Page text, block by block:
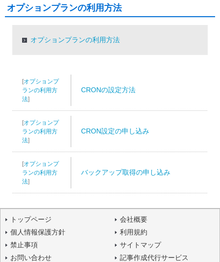
オプションプランの利用方法
オプションプランの利用方法
[オプションプ
ランの利用方
法]
CRONの設定方法
[オプションプ
ランの利用方
法]
CRON設定の申し込み
[オプションプ
ランの利用方
法]
バックアップ取得の申し込み
トップページ
会社概要
個人情報保護方針
利用規約
禁止事項
サイトマップ
お問い合わせ
記事作成代行サービス